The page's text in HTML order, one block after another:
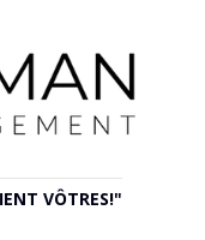
VÔTRES!"